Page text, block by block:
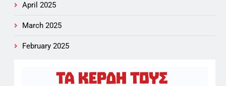
April 2025
March 2025
February 2025